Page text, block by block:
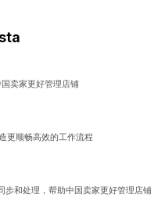
卖家更好管理店铺
更顺畅高效的工作流程
步和处理，帮助中国卖家更好管理店铺